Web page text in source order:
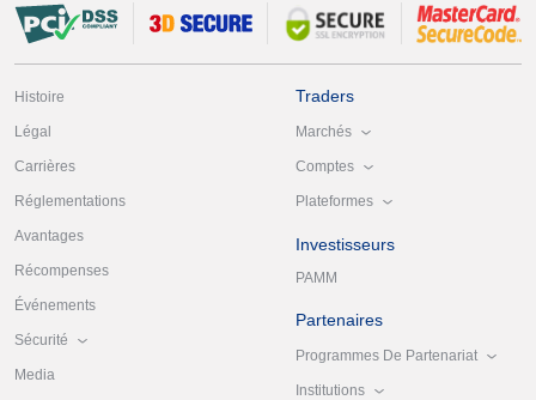
Histoire
Légal
Carrières
Réglementations
Avantages
Récompenses
Événements
Sécurité
Media
Traders
Marchés
Comptes
Plateformes
Investisseurs
PAMM
Partenaires
Programmes De Partenariat
Institutions